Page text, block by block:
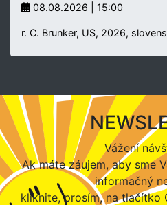
08.08.2026 | 15:00
r. C. Brunker, US, 2026,
Vážení
Ak máte záujem, aby sme
informačný
kliknite, prosím, na tlačítko